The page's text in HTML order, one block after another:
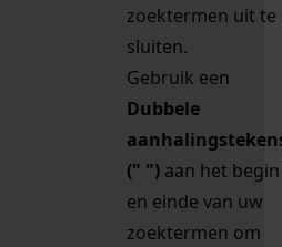
zoektermen uit te
sluiten.
Gebruik een
Dubbele
(" ") aan het begin
en einde van uw
zoektermen om